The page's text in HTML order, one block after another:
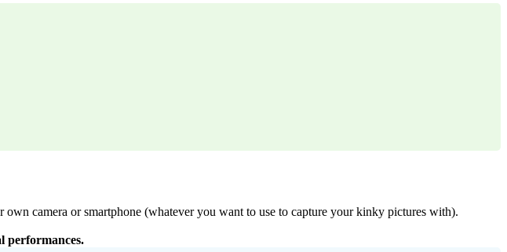
camera or smartphone (whatever you want to use to capture your kinky pictures with).
performances.